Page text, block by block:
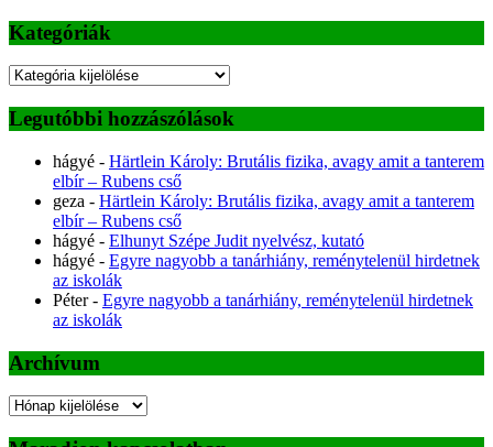
Kategóriák
Kategóriák
Legutóbbi hozzászólások
hágyé - Härtlein Károly: Brutális fizika, avagy amit a tanterem
elbír – Rubens cső
geza - Härtlein Károly: Brutális fizika, avagy amit a tanterem
elbír – Rubens cső
hágyé - Elhunyt Szépe Judit nyelvész, kutató
hágyé - Egyre nagyobb a tanárhiány, reménytelenül hirdetnek
az iskolák
Péter- Egyre nagyobb a tanárhiány, reménytelenül hirdetnek
az iskolák
Archívum
Archívum